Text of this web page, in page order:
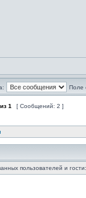
Поле
из 1 [ Сообщений: 2 ]
пользователей и